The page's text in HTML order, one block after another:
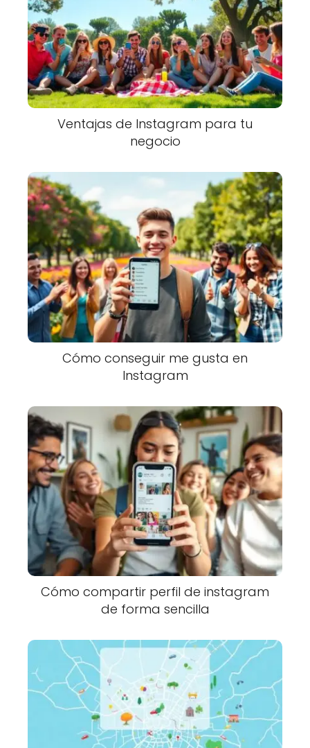
Ventajas de Instagram para tu
negocio
Cómo conseguir me gusta en
Instagram
Cómo compartir perfil de instagram
de forma sencilla